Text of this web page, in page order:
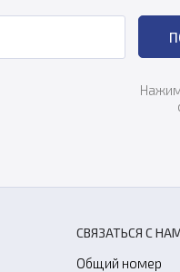
СВЯЗАТЬСЯ С
Общий номер